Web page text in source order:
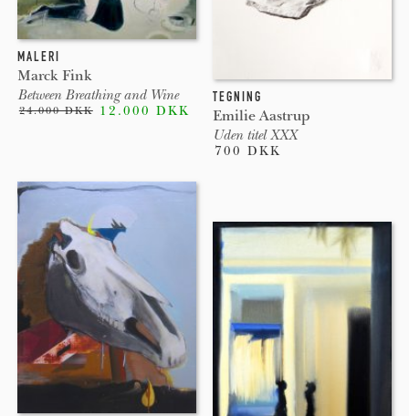
MALERI
Marck Fink
Between Breathing and Wine
24.000 DKK 12.000 DKK
TEGNING
Emilie Aastrup
Uden titel XXX
700 DKK